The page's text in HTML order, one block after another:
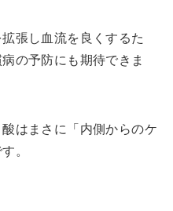
張し血流を良くするた
の予防にも期待できま
はまさに「内側からのケ
。